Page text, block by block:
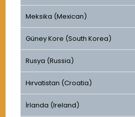
Meksika (Mexican)
Güney Kore (South Korea)
Rusya (Russia)
Hırvatistan (Croatia)
İrlanda (Ireland)